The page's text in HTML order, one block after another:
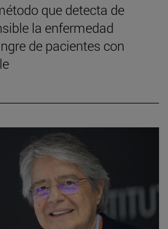
que detecta de
la enfermedad
de pacientes con